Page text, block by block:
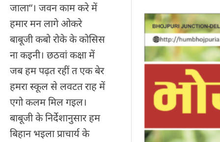
जाला“। जवन काम करे में
हमार मन लागे ओकरे
बाबूजी कबो रोके के कोसिस
ना कइनी। छठवां कक्षा में
जब हम पढ़त रहीं त एक बेर
हमरा स्कूल से लवटत राह में
एगो कलम मिल गइल।
बाबूजी के निर्देशानुसार हम
बिहान भइला प्राचार्य के